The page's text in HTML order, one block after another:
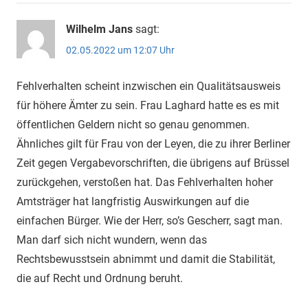
Wilhelm Jans sagt:
02.05.2022 um 12:07 Uhr
Fehlverhalten scheint inzwischen ein Qualitätsausweis
für höhere Ämter zu sein. Frau Laghard hatte es es mit
öffentlichen Geldern nicht so genau genommen.
Ähnliches gilt für Frau von der Leyen, die zu ihrer Berliner
Zeit gegen Vergabevorschriften, die übrigens auf Brüssel
zurückgehen, verstoßen hat. Das Fehlverhalten hoher
Amtsträger hat langfristig Auswirkungen auf die
einfachen Bürger. Wie der Herr, so’s Gescherr, sagt man.
Man darf sich nicht wundern, wenn das
Rechtsbewusstsein abnimmt und damit die Stabilität,
die auf Recht und Ordnung beruht.